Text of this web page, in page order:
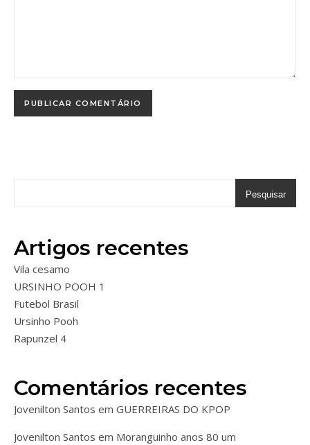
Pesquisar
Artigos recentes
Vila cesamo
URSINHO POOH 1
Futebol Brasil
Ursinho Pooh
Rapunzel 4
Comentários recentes
Jovenilton Santos em GUERREIRAS DO KPOP
Jovenilton Santos em Moranguinho anos 80 um